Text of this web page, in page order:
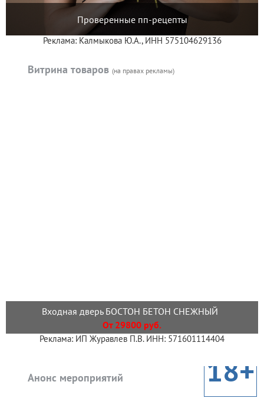
Проверенные пп-рецепты
Реклама: Калмыкова Ю.А., ИНН 575104629136
Витрина товаров (на правах рекламы)
Входная дверь БОСТОН БЕТОН СНЕЖНЫЙ
От 29800 руб.
Реклама: ИП Журавлев П.В. ИНН: 571601114404
Анонс мероприятий 18+